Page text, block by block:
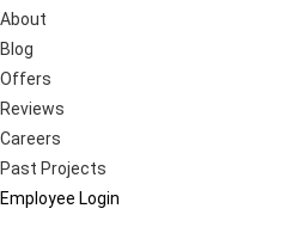
About
Blog
Offers
Reviews
Careers
Past Projects
Employee Login